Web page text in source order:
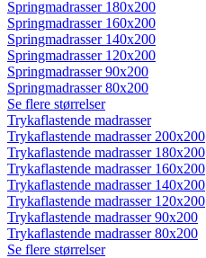
Springmadrasser 180x200
Springmadrasser 160x200
Springmadrasser 140x200
Springmadrasser 120x200
Springmadrasser 90x200
Springmadrasser 80x200
Se flere størrelser
Trykaflastende madrasser
Trykaflastende madrasser 200x200
Trykaflastende madrasser 180x200
Trykaflastende madrasser 160x200
Trykaflastende madrasser 140x200
Trykaflastende madrasser 120x200
Trykaflastende madrasser 90x200
Trykaflastende madrasser 80x200
Se flere størrelser